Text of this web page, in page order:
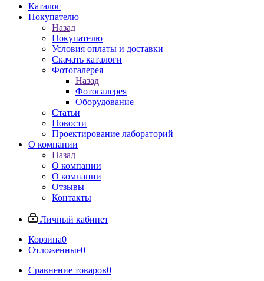
Каталог
Покупателю
Назад
Покупателю
Условия оплаты и доставки
Скачать каталоги
Фотогалерея
Назад
Фотогалерея
Оборудование
Статьи
Новости
Проектирование лабораторий
О компании
Назад
О компании
О компании
Отзывы
Контакты
Личный кабинет
Корзина0
Отложенные0
Сравнение товаров0